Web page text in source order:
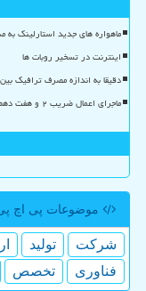
ماهواره های جدید استارلینک به
اینترنت در تسخیر روبات ها
دقیقا به اندازه مصرف ترافیک
ماجرای اعمال ضریب ۲ و هفت دهم برای اینترنت بین الملل چیست؟
موضوعات پی اچ
شركت تولید
فناوری
تخصص